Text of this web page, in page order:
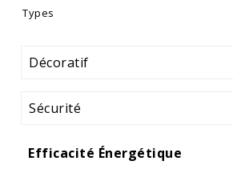
Types
Décoratif
Sécurité
Efficacité Énergétique